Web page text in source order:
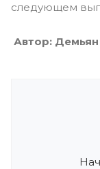
следующем
Автор: